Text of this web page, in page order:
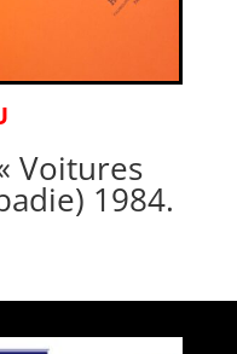
Voitures
1984.